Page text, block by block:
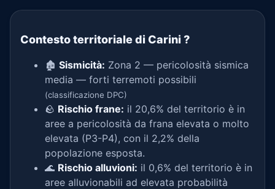
Contesto territoriale di Carini ?
🏚️ Sismicità: Zona 2 — pericolosità sismica
media — forti terremoti possibili
(classificazione DPC)
🪨 Rischio frane: il 20,6% del territorio è in
aree a pericolosità da frana elevata o molto
elevata (P3-P4), con il 2,2% della
popolazione esposta.
🌊 Rischio alluvioni: il 0,6% del territorio è in
aree alluvionabili ad elevata probabilità